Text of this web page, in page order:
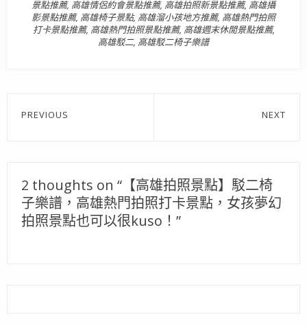
景點推薦, 高雄情侶約會景點推薦, 高雄拍照新景點推薦, 高雄攝
影景點推薦, 高雄椅子景點, 高雄溜小孩地方推薦, 高雄熱門拍照
打卡景點推薦, 高雄熱門拍照景點推薦, 高雄週末休閒景點推薦,
高雄駁二, 高雄駁二椅子樂譜
文
PREVIOUS NEXT
2 thoughts on “【高雄拍照景點】駁二椅
子樂譜，高雄熱門拍照打卡景點，女孩夢幻
拍照景點也可以很kuso！”